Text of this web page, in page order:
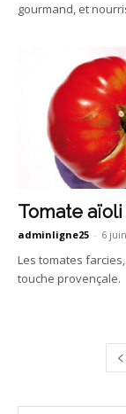
gourmand, et
Tomate
adminligne25 - 6
Les tomates
touche provençale.